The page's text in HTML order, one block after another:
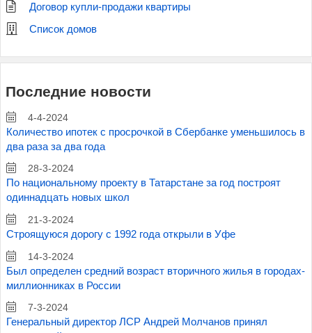
Договор купли-продажи квартиры
Список домов
Последние новости
4-4-2024
Количество ипотек с просрочкой в Сбербанке уменьшилось в
два раза за два года
28-3-2024
По национальному проекту в Татарстане за год построят
одиннадцать новых школ
21-3-2024
Строящуюся дорогу с 1992 года открыли в Уфе
14-3-2024
Был определен средний возраст вторичного жилья в городах-
миллионниках в России
7-3-2024
Генеральный директор ЛСР Андрей Молчанов принял